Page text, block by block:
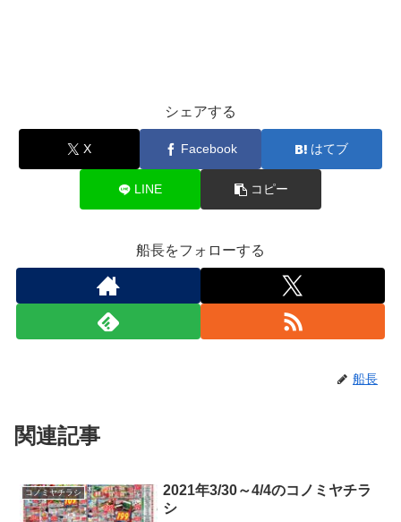
シェアする
X Facebook はてブ
LINE コピー
船長をフォローする
船長
関連記事
コノミヤチラシ
2021年3/30～4/4のコノミヤチラ
シ